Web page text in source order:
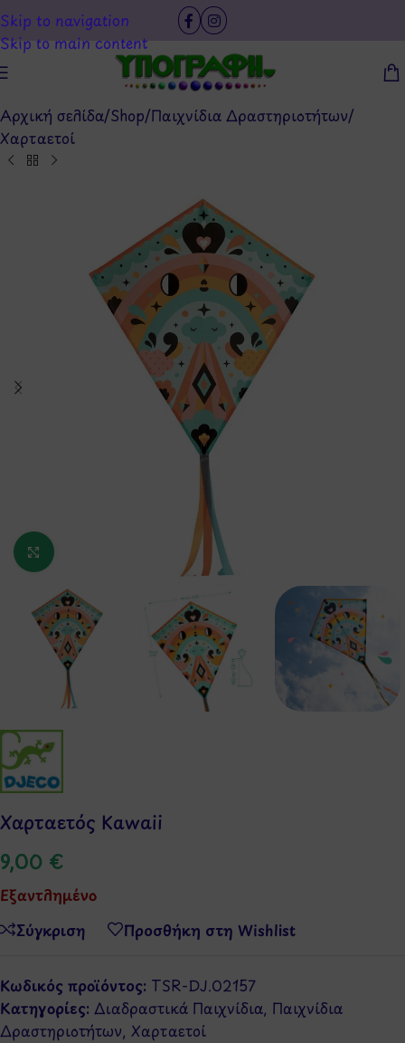
Skip to navigation
Skip to main content
Αρχική σελίδα/Shop/Παιχνίδια Δραστηριοτήτων/
Χαρταετοί
Κάντε κλικ για μεγέθυνση
Χαρταετός Kawaii
9,00 €
Εξαντλημένο
Σύγκριση
Προσθήκη στη Wishlist
Κωδικός προϊόντος: TSR-DJ.02157
Κατηγορίες: Διαδραστικά Παιχνίδια, Παιχνίδια
Δραστηριοτήτων, Χαρταετοί